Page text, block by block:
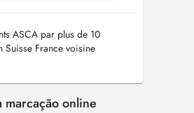
ASCA par plus de 10
Suisse France voisine
par certains mutuelles santé
moens et Meyrin : pour
regrouper mes rendez
marcação online